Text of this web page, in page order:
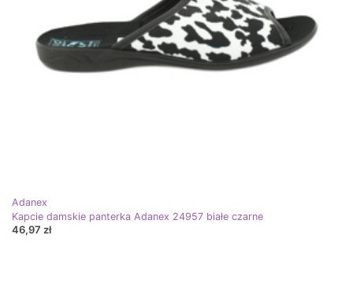
Adanex
Kapcie damskie panterka Adanex 24957 białe czarne
46,97 zł